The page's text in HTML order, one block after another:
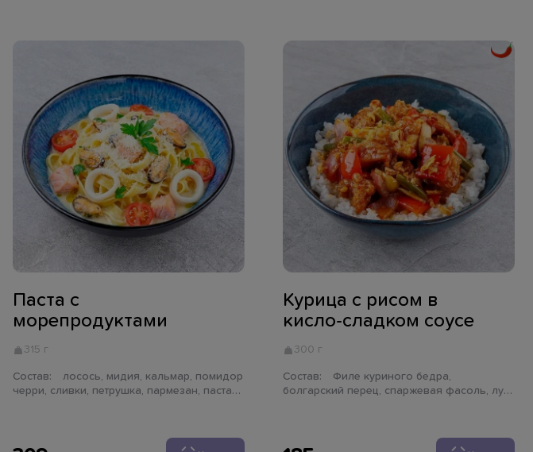
Паста с
морепродуктами
315 г
Состав:
черри, сливки, петрушка, пармезан, паста
Курица с рисом в
кисло-сладком соусе
300 г
Состав:
болгарский перец, спаржевая фасоль, лук